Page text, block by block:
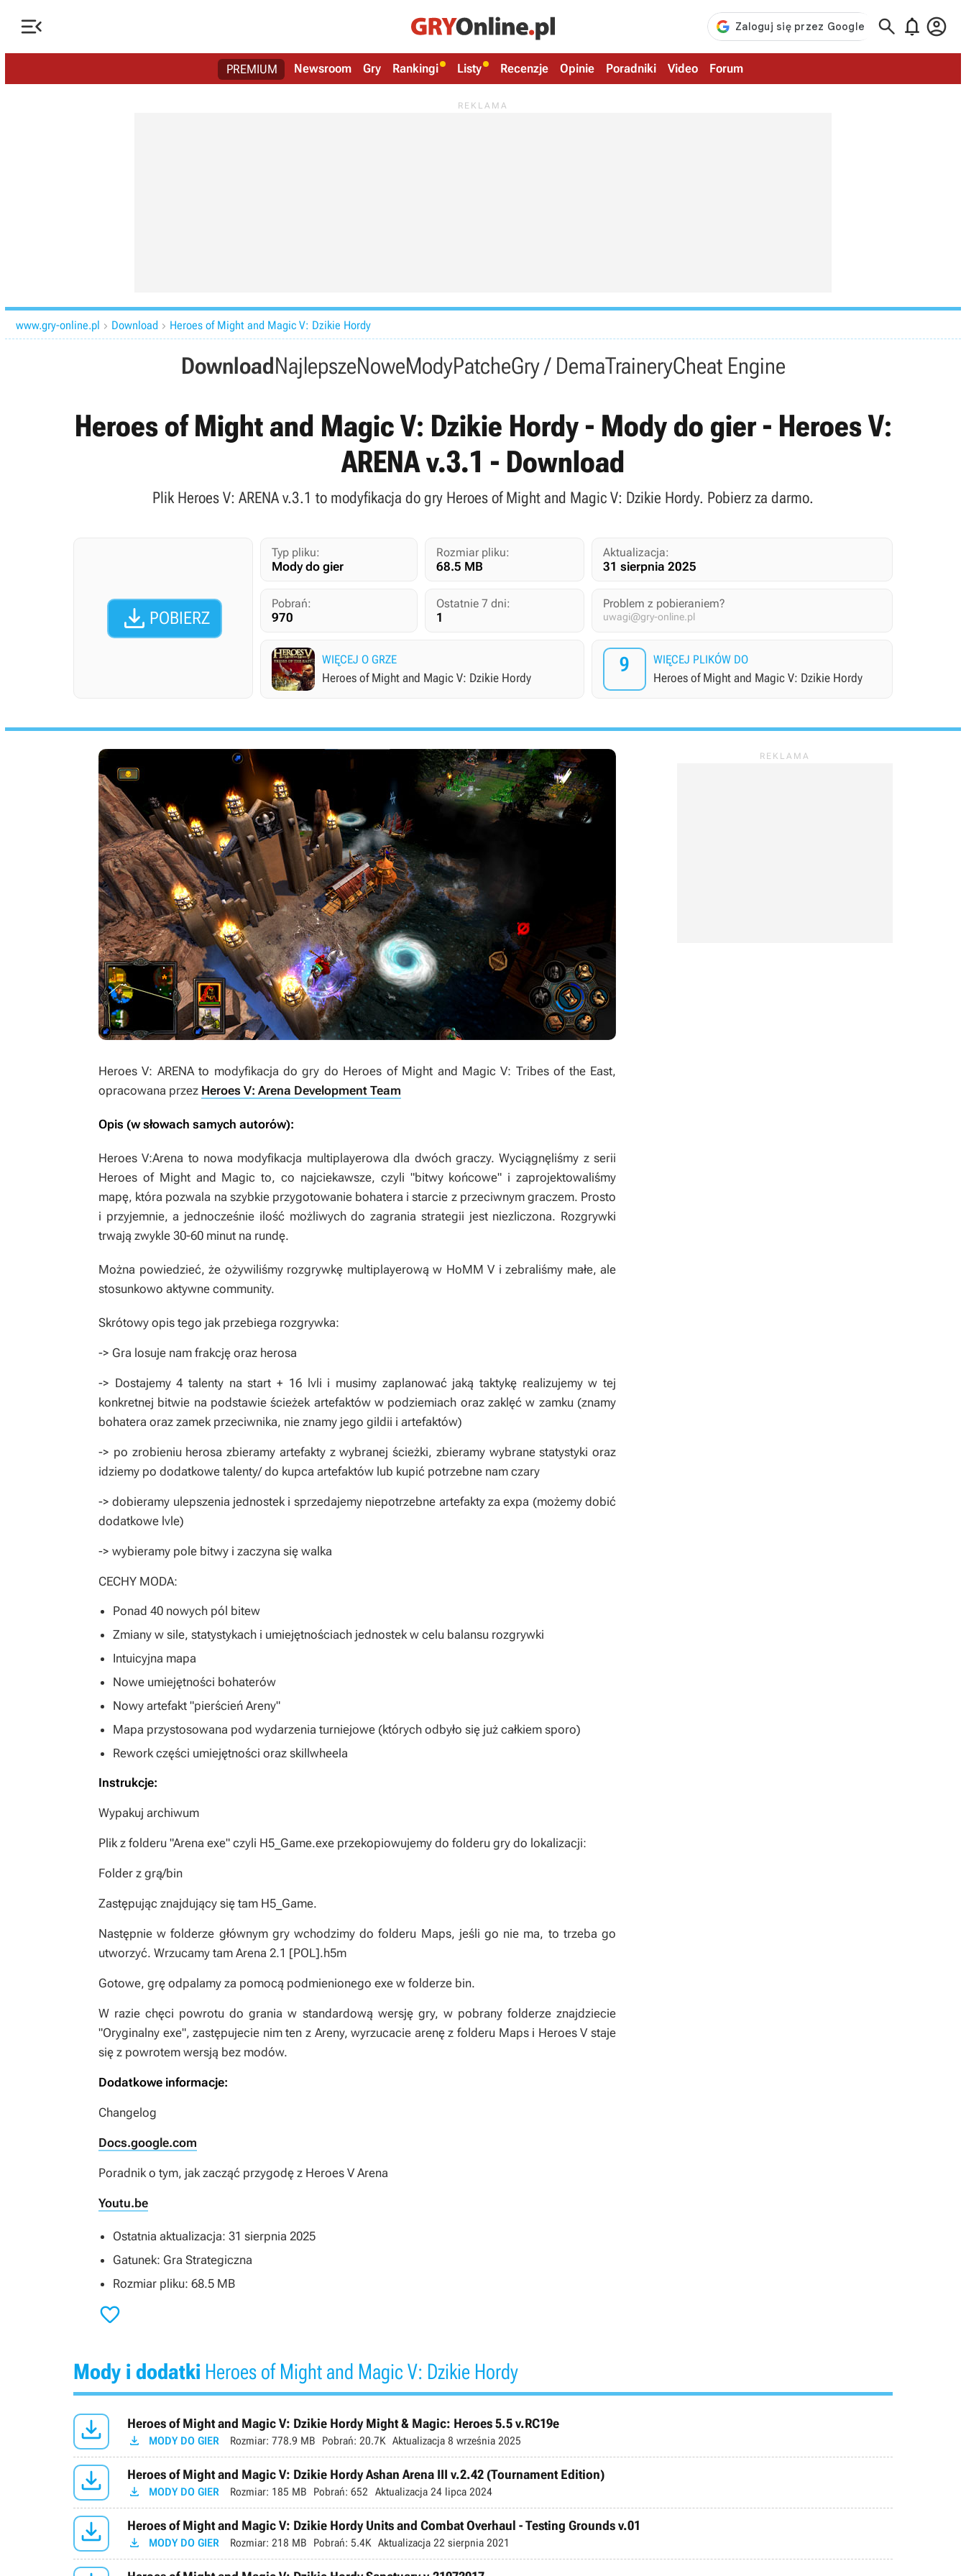
   
PREMIUM Newsroom Gry Rankingi Listy Recenzje Opinie Poradniki Video Forum
www.gry-online.pl  Download  Heroes of Might and Magic V: Dzikie Hordy
DownloadNajlepszeNoweModyPatcheGry / DemaTraineryCheat Engine
Heroes of Might and Magic V: Dzikie Hordy - Mody do gier - Heroes V:
ARENA v.3.1 - Download
Plik Heroes V: ARENA v.3.1 to modyfikacja do gry Heroes of Might and Magic V: Dzikie Hordy. Pobierz za darmo.
 POBIERZ
Typ pliku:
Mody do gier
Rozmiar pliku:
68.5 MB
Aktualizacja:
31 sierpnia 2025
Pobrań:
970
Ostatnie 7 dni:
1
Problem z pobieraniem?
uwagi@gry-online.pl
WIĘCEJ O GRZE
Heroes of Might and Magic V: Dzikie Hordy
9 WIĘCEJ PLIKÓW DO
Heroes of Might and Magic V: Dzikie Hordy
Heroes V: ARENAto modyfikacja do gry do Heroes of Might and Magic V: Tribes of the East,
opracowana przez Heroes V: Arena Development Team
Opis (w słowach samych autorów):
Heroes V:Arena to nowa modyfikacja multiplayerowa dla dwóch graczy. Wyciągnęliśmy z serii
Heroes of Might and Magic to, co najciekawsze, czyli "bitwy końcowe" i zaprojektowaliśmy
mapę, która pozwala na szybkie przygotowanie bohatera i starcie z przeciwnym graczem. Prosto
i przyjemnie, a jednocześnie ilość możliwych do zagrania strategii jest niezliczona. Rozgrywki
trwają zwykle 30-60 minut na rundę.
Można powiedzieć, że ożywiliśmy rozgrywkę multiplayerową w HoMM V i zebraliśmy małe, ale
stosunkowo aktywne community.
Skrótowy opis tego jak przebiega rozgrywka:
-> Gra losuje nam frakcję oraz herosa
-> Dostajemy 4 talenty na start + 16 lvli i musimy zaplanować jaką taktykę realizujemy w tej
konkretnej bitwie na podstawie ścieżek artefaktów w podziemiach oraz zaklęć w zamku (znamy
bohatera oraz zamek przeciwnika, nie znamy jego gildii i artefaktów)
-> po zrobieniu herosa zbieramy artefakty z wybranej ścieżki, zbieramy wybrane statystyki oraz
idziemy po dodatkowe talenty/ do kupca artefaktów lub kupić potrzebne nam czary
-> dobieramy ulepszenia jednostek i sprzedajemy niepotrzebne artefakty za expa (możemy dobić
dodatkowe lvle)
-> wybieramy pole bitwy i zaczyna się walka
CECHY MODA:
Ponad 40 nowych pól bitew
Zmiany w sile, statystykach i umiejętnościach jednostek w celu balansu rozgrywki
Intuicyjna mapa
Nowe umiejętności bohaterów
Nowy artefakt "pierścień Areny"
Mapa przystosowana pod wydarzenia turniejowe (których odbyło się już całkiem sporo)
Rework części umiejętności oraz skillwheela
Instrukcje:
Wypakuj archiwum
Plik z folderu "Arena exe" czyli H5_Game.exe przekopiowujemy do folderu gry do lokalizacji:
Folder z grą/bin
Zastępując znajdujący się tam H5_Game.
Następnie w folderze głównym gry wchodzimy do folderu Maps, jeśli go nie ma, to trzeba go
utworzyć. Wrzucamy tam Arena 2.1 [POL].h5m
Gotowe, grę odpalamy za pomocą podmienionego exe w folderze bin.
W razie chęci powrotu do grania w standardową wersję gry, w pobrany folderze znajdziecie
"Oryginalny exe", zastępujecie nim ten z Areny, wyrzucacie arenę z folderu Maps i Heroes V staje
się z powrotem wersją bez modów.
Dodatkowe informacje:
Changelog
Docs.google.com
Poradnik o tym, jak zacząć przygodę z Heroes V Arena
Youtu.be
Ostatnia aktualizacja: 31 sierpnia 2025
Gatunek: Gra Strategiczna
Rozmiar pliku: 68.5 MB

Mody i dodatki Heroes of Might and Magic V: Dzikie Hordy
 Heroes of Might and Magic V: Dzikie Hordy Might & Magic: Heroes 5.5 v.RC19e
 MODY DO GIER Rozmiar: 778.9 MB Pobrań: 20.7K Aktualizacja 8 września 2025
 Heroes of Might and Magic V: Dzikie Hordy Ashan Arena III v.2.42 (Tournament Edition)
 MODY DO GIER Rozmiar: 185 MB Pobrań: 652 Aktualizacja 24 lipca 2024
 Heroes of Might and Magic V: Dzikie Hordy Units and Combat Overhaul - Testing Grounds v.01
 MODY DO GIER Rozmiar: 218 MB Pobrań: 5.4K Aktualizacja 22 sierpnia 2021